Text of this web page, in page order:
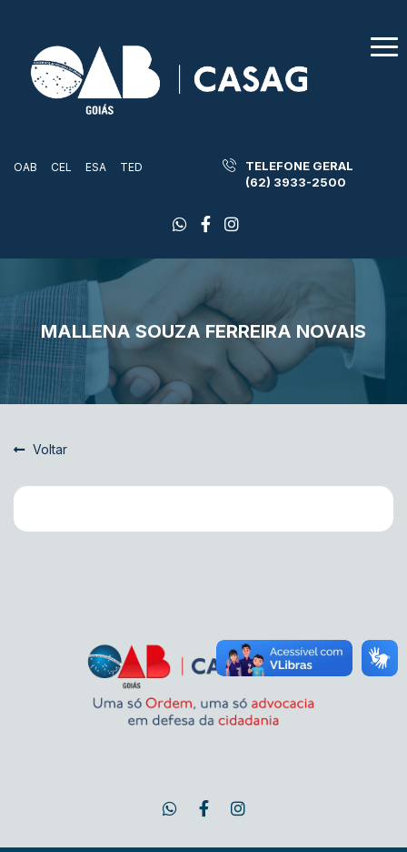
OAB CEL ESA TED
TELEFONE GERAL
(62) 3933-2500
MALLENA SOUZA FERREIRA NOVAIS
Voltar